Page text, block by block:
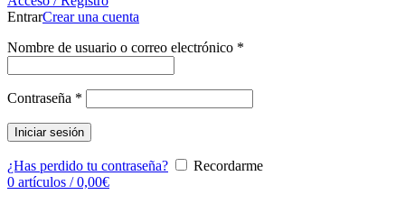
EntrarCrear una cuenta
Nombre de usuario o correo electrónico *
Contraseña *
Iniciar sesión
¿Has perdido tu contraseña?
Recordarme
0 artículos / 0,00€